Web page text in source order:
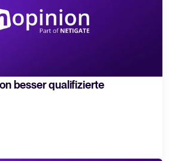
besser qualifizierte